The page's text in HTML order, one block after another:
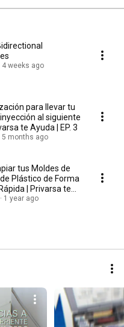
4 weeks ago
para llevar tu
al siguiente
te Ayuda | EP. 3
5 months ago
tus Moldes de
Plástico de Forma
| Privarsa te
21 year ago